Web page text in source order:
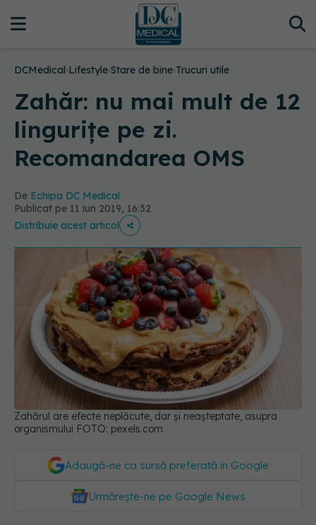
DCMedical›Lifestyle›Stare de bine›Trucuri utile
Zahăr: nu mai mult de 12
lingurițe pe zi.
Recomandarea OMS
De Echipa DC Medical
Publicat pe 11 iun 2019, 16:32
Distribuie acest articol
Zahărul are efecte neplăcute, dar și neașteptate, asupra
organismului FOTO: pexels.com
Adaugă-ne ca sursă preferată în Google
Urmărește-ne pe Google News